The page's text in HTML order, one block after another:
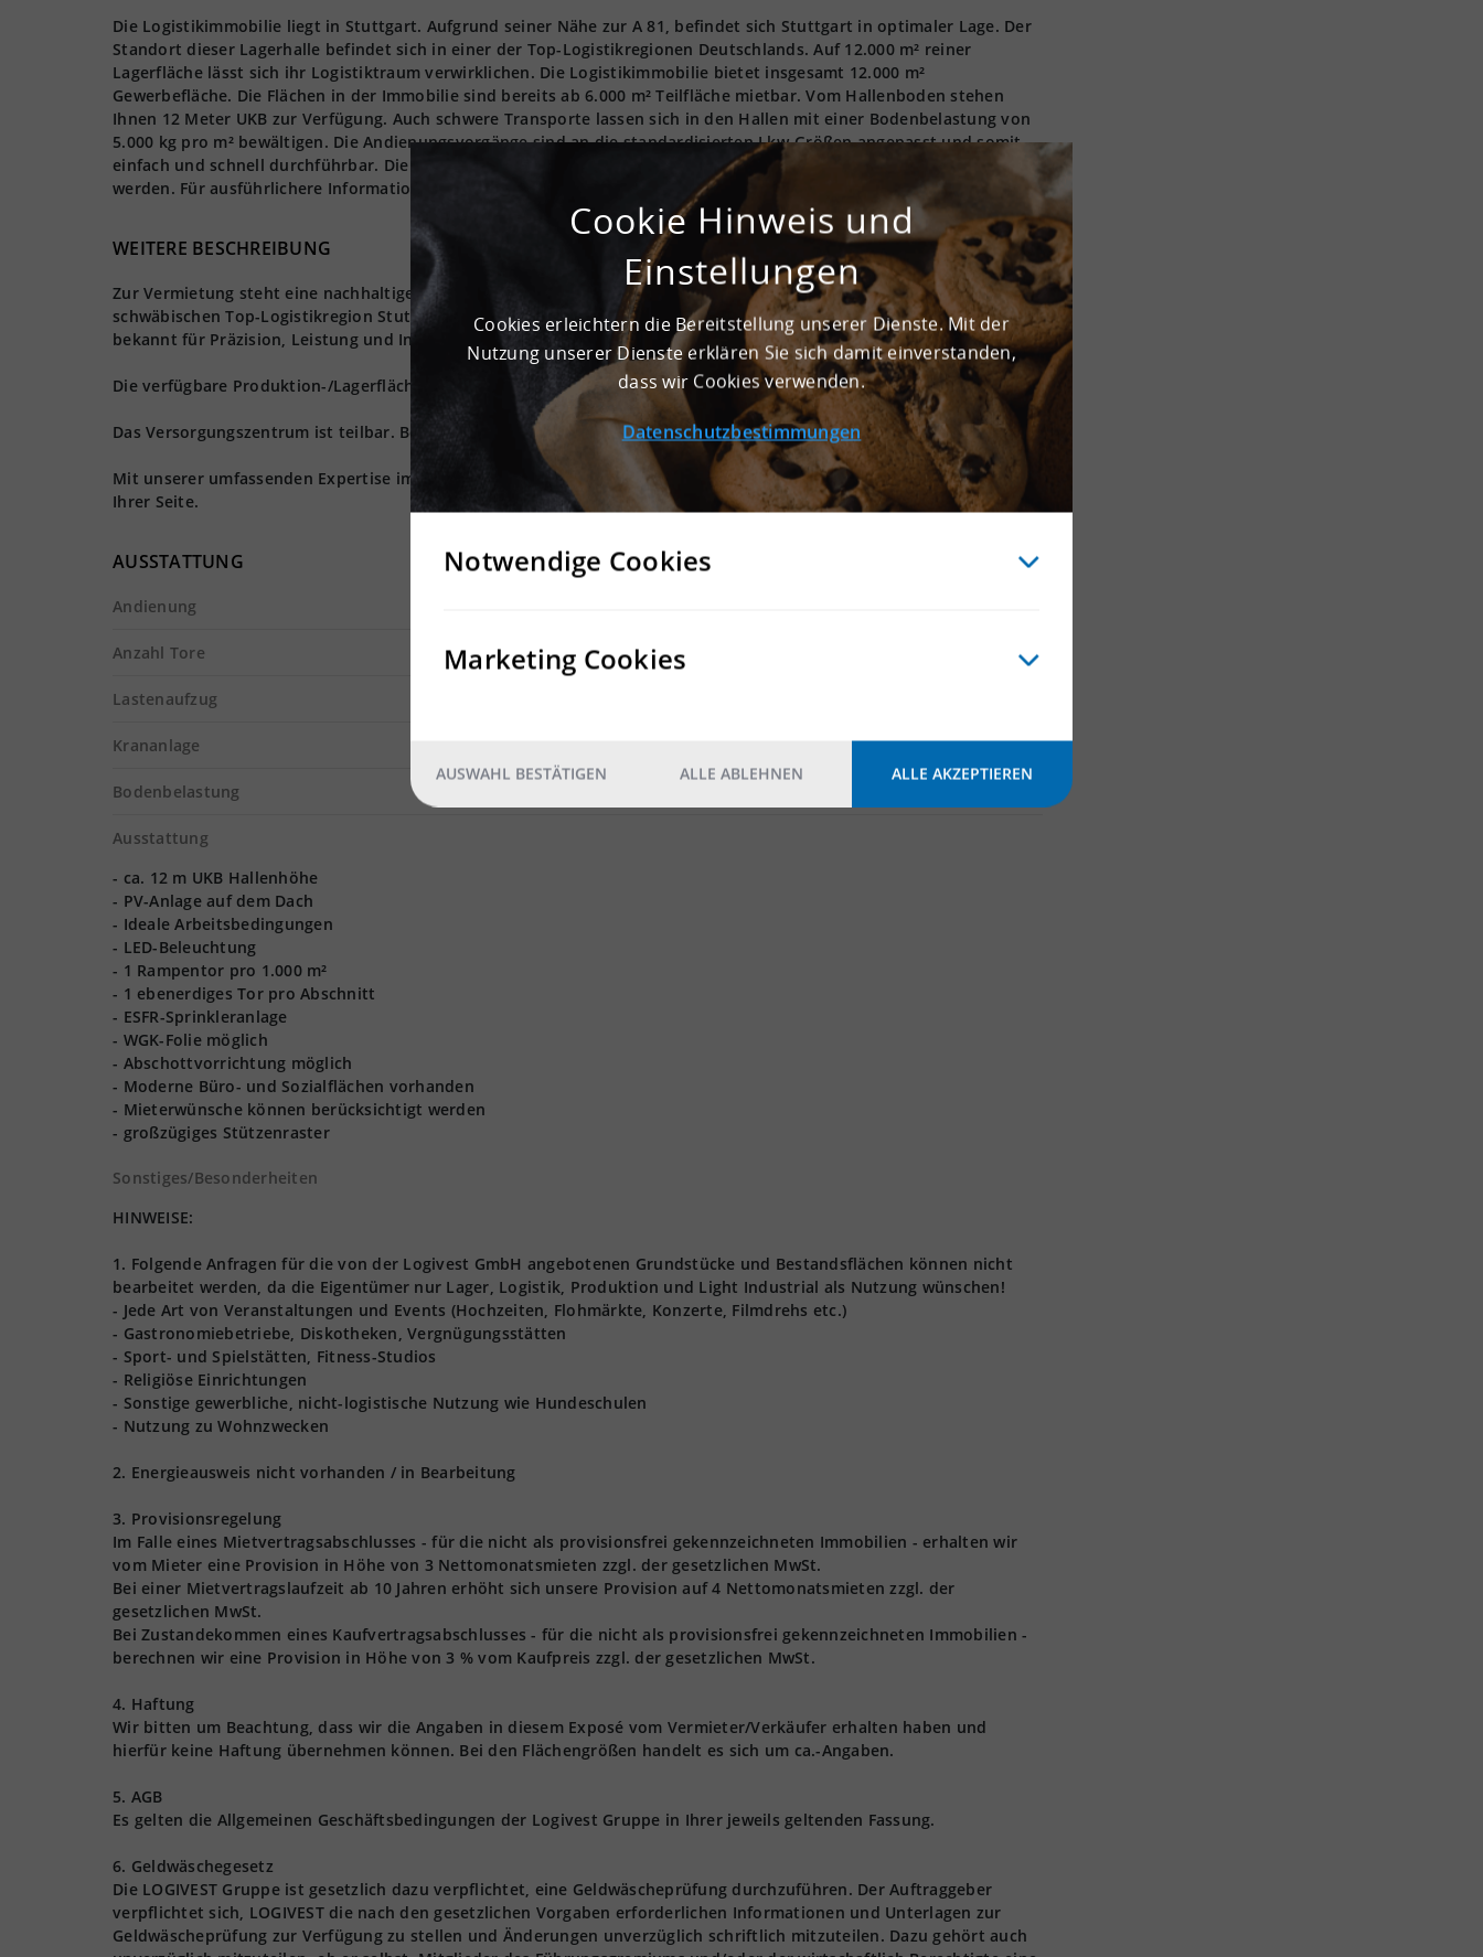
Die Logistikimmobilie liegt in Stuttgart. Aufgrund seiner Nähe zur A 81, befindet sich Stuttgart in optimaler Lage. Der
Standort dieser Lagerhalle befindet sich in einer der Top-Logistikregionen Deutschlands. Auf 12.000 m² reiner
Lagerfläche lässt sich ihr Logistiktraum verwirklichen. Die Logistikimmobilie bietet insgesamt 12.000 m²
Gewerbefläche. Die Flächen in der Immobilie sind bereits ab 6.000 m² Teilfläche mietbar. Vom Hallenboden stehen
Ihnen 12 Meter UKB zur Verfügung. Auch schwere Transporte lassen sich in den Hallen mit einer Bodenbelastung von
5.000 kg pro m² bewältigen. Die Andienungsvorgänge sind an die standardisierten Lkw-Größen angepasst und somit
einfach und schnell durchführbar. Die moderne Logistikimmobilie kann ab sofort in 70499 Stuttgart besichtigt
werden. Für ausführlichere Informationen kontaktieren Sie uns gerne.
WEITERE BESCHREIBUNG
Zur Vermietung steht eine nachhaltiges Versorgungszentrum zum Erstbezug nach Mieterwunsch - gelegen in der
schwäbischen Top-Logistikregion Stuttgart, unweit eines renommierten Herstellers hochwertiger Sportwagen,
bekannt für Präzision, Leistung und Ingenierskunst:
Die verfügbare Produktion-/Lagerfläche beträgt ca. 12.000 m².
Das Versorgungszentrum ist teilbar. Bei den Bildern handelt es sich um gekennzeichnete Musterbilder.
Mit unserer umfassenden Expertise im Logistikimmobiliengeschäft stehen wir gerne beratend und vermittelnd an
Ihrer Seite.
AUSSTATTUNG
Andienung
Anzahl Tore
Lastenaufzug
Krananlage
Bodenbelastung
Ausstattung
- ca. 12 m UKB Hallenhöhe
- PV-Anlage auf dem Dach
- Ideale Arbeitsbedingungen
- LED-Beleuchtung
- 1 Rampentor pro 1.000 m²
- 1 ebenerdiges Tor pro Abschnitt
- ESFR-Sprinkleranlage
- WGK-Folie möglich
- Abschottvorrichtung möglich
- Moderne Büro- und Sozialflächen vorhanden
- Mieterwünsche können berücksichtigt werden
- großzügiges Stützenraster
Sonstiges/Besonderheiten
HINWEISE:
1. Folgende Anfragen für die von der Logivest GmbH angebotenen Grundstücke und Bestandsflächen können nicht
bearbeitet werden, da die Eigentümer nur Lager, Logistik, Produktion und Light Industrial als Nutzung wünschen!
- Jede Art von Veranstaltungen und Events (Hochzeiten, Flohmärkte, Konzerte, Filmdrehs etc.)
- Gastronomiebetriebe, Diskotheken, Vergnügungsstätten
- Sport- und Spielstätten, Fitness-Studios
- Religiöse Einrichtungen
- Sonstige gewerbliche, nicht-logistische Nutzung wie Hundeschulen
- Nutzung zu Wohnzwecken
2. Energieausweis nicht vorhanden / in Bearbeitung
3. Provisionsregelung
Im Falle eines Mietvertragsabschlusses - für die nicht als provisionsfrei gekennzeichneten Immobilien - erhalten wir
vom Mieter eine Provision in Höhe von 3 Nettomonatsmieten zzgl. der gesetzlichen MwSt.
Bei einer Mietvertragslaufzeit ab 10 Jahren erhöht sich unsere Provision auf 4 Nettomonatsmieten zzgl. der
gesetzlichen MwSt.
Bei Zustandekommen eines Kaufvertragsabschlusses - für die nicht als provisionsfrei gekennzeichneten Immobilien -
berechnen wir eine Provision in Höhe von 3 % vom Kaufpreis zzgl. der gesetzlichen MwSt.
4. Haftung
Wir bitten um Beachtung, dass wir die Angaben in diesem Exposé vom Vermieter/Verkäufer erhalten haben und
hierfür keine Haftung übernehmen können. Bei den Flächengrößen handelt es sich um ca.-Angaben.
5. AGB
Es gelten die Allgemeinen Geschäftsbedingungen der Logivest Gruppe in Ihrer jeweils geltenden Fassung.
6. Geldwäschegesetz
Die LOGIVEST Gruppe ist gesetzlich dazu verpflichtet, eine Geldwäscheprüfung durchzuführen. Der Auftraggeber
verpflichtet sich, LOGIVEST die nach den gesetzlichen Vorgaben erforderlichen Informationen und Unterlagen zur
Geldwäscheprüfung zur Verfügung zu stellen und Änderungen unverzüglich schriftlich mitzuteilen. Dazu gehört auch
Cookie Hinweis und
Einstellungen
Cookies erleichtern die Bereitstellung unserer Dienste. Mit der
Nutzung unserer Dienste erklären Sie sich damit einverstanden,
dass wir Cookies verwenden.
Datenschutzbestimmungen
Notwendige Cookies
Marketing Cookies
AUSWAHL BESTÄTIGEN ALLE ABLEHNEN ALLE AKZEPTIEREN